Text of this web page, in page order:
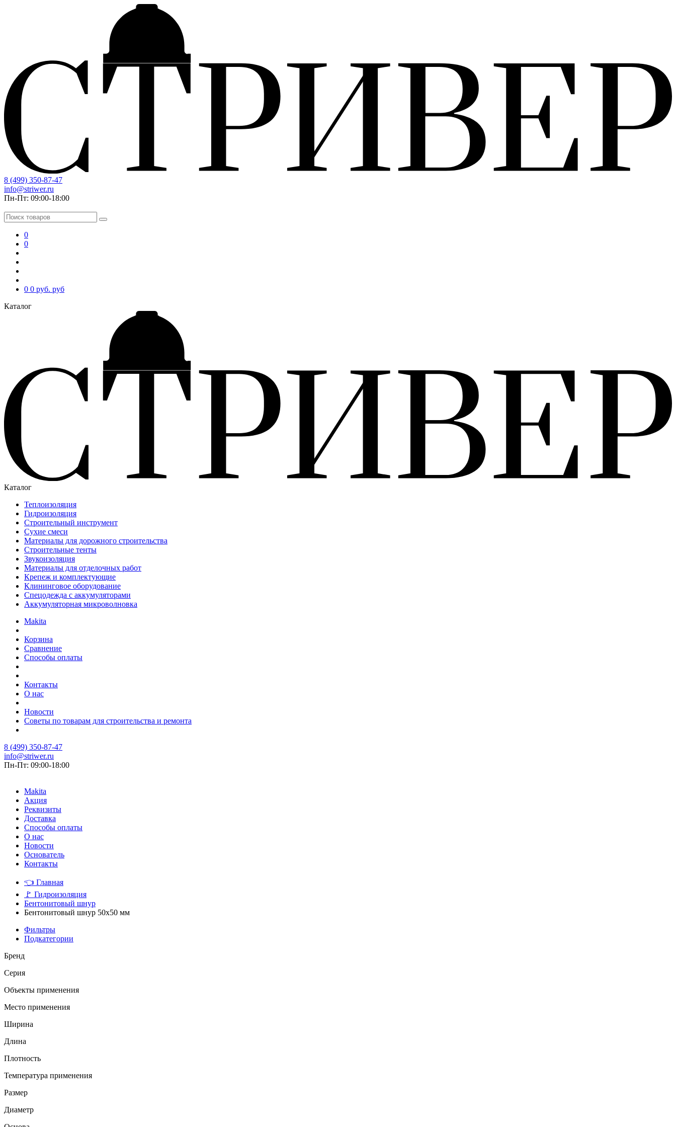
8 (499) 350-87-47
info@striwer.ru
Пн-Пт: 09:00-18:00
0
0
0 0 руб. руб
Каталог
Каталог
Теплоизоляция
Гидроизоляция
Строительный инструмент
Сухие смеси
Материалы для дорожного строительства
Строительные тенты
Звукоизоляция
Материалы для отделочных работ
Крепеж и комплектующие
Клининговое оборудование
Спецодежда с аккумуляторами
Аккумуляторная микроволновка
Makita
Корзина
Сравнение
Способы оплаты
Контакты
О нас
Новости
Советы по товарам для строительства и ремонта
8 (499) 350-87-47
info@striwer.ru
Пн-Пт: 09:00-18:00
Makita
Акция
Реквизиты
Доставка
Способы оплаты
О нас
Новости
Основатель
Контакты
👈 Главная
🚩 Гидроизоляция
Бентонитовый шнур
Бентонитовый шнур 50х50 мм
Фильтры
Подкатегории
Бренд
Серия
Объекты применения
Место применения
Ширина
Длина
Плотность
Температура применения
Размер
Диаметр